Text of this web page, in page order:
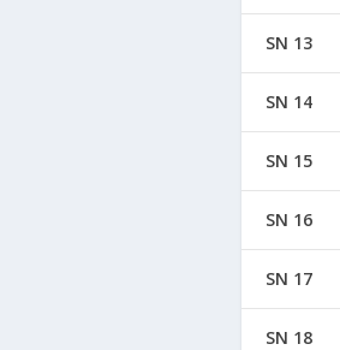
SN 13
SN 14
SN 15
SN 16
SN 17
SN 18